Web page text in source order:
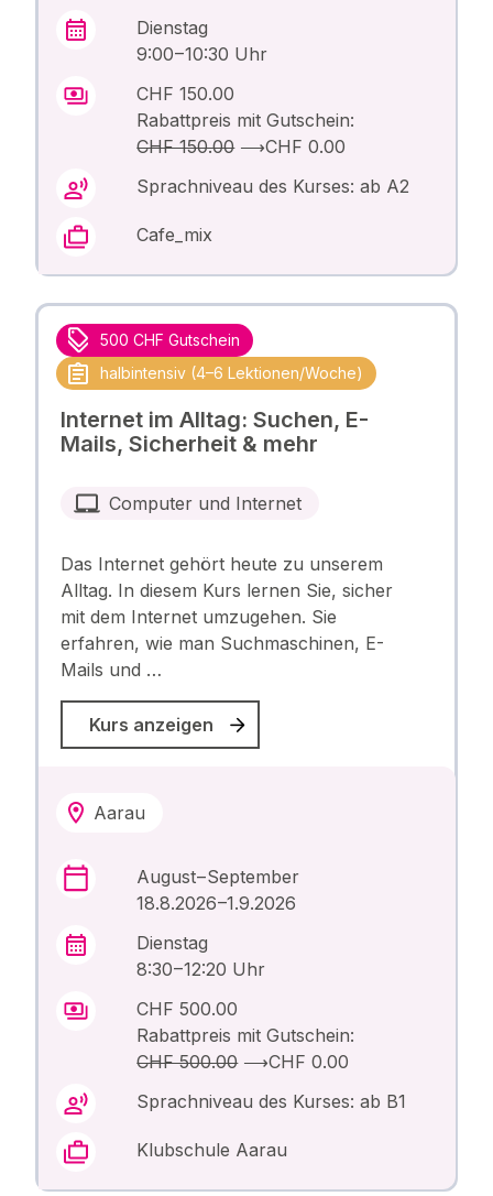
Dienstag
9:00 – 10:30 Uhr
CHF 150.00
Rabattpreis mit Gutschein:
CHF 150.00⟶CHF 0.00
Sprachniveau des Kurses: ab A2
Cafe_mix
500 CHF Gutschein
halbintensiv (4–6 Lektionen/Woche)
Internet im Alltag: Suchen, E-
Mails, Sicherheit & mehr
Computer und Internet
Das Internet gehört heute zu unserem
Alltag. In diesem Kurs lernen Sie, sicher
mit dem Internet umzugehen. Sie
erfahren, wie man Suchmaschinen, E-
Mails und …
Kurs anzeigen
Aarau
August – September
18.8.2026 –1.9.2026
Dienstag
8:30 – 12:20 Uhr
CHF 500.00
Rabattpreis mit Gutschein:
CHF 500.00⟶CHF 0.00
Sprachniveau des Kurses: ab B1
Klubschule Aarau